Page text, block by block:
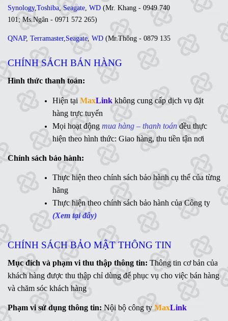
Synology,Toshiba, Seagate, WD (Mr. Khang - 0949 740
101; Ms.Ngân - 0971 572 265)
QNAP, Terramaster, Seagate WD (Mr.Thông - 0879 135
Ms. Lan Anh - 0984 441 810)
Ổ cứng di động,LCD,Networking, Linh kiện,....(Ms. Trâm
- 0944 908 249)
Synology , QNAP,Terramaster,Toshiba,Seagate,
,Ổ cứng di động ,LCD,Networking, Linh kiện,....(Ms.
Vân Anh - 0775 163 765)
Hotline:
MaxLink - 0906 730 778
. Linh - 0902 700 727
Mr. Ngữ - 0783 362 416
CHÍNH SÁCH BÁN HÀNG
Hình thức thanh toán:
Hiện tại MaxLink không cung cấp dịch vụ đặt
hàng trực tuyến
Mọi hoạt động mua hàng – thanh toán đều thực
hiện theo hình thức: Giao hàng, thu tiền tận nơi
Chính sách bảo hành:
Thực hiện theo chính sách bảo hành cụ thể của từng
hãng
Thực hiện theo chính sách bảo hành của Công ty
(Xem tại đây)
CHÍNH SÁCH BẢO MẬT THÔNG TIN
Mục đích và phạm vi thu thập thông tin: Thông tin cơ bản của
khách hàng được thu thập chỉ dùng để phục vụ cho việc bán hàng
và chăm sóc khách hàng
Phạm vi sử dụng thông tin: Nội bộ công tyMaxLink